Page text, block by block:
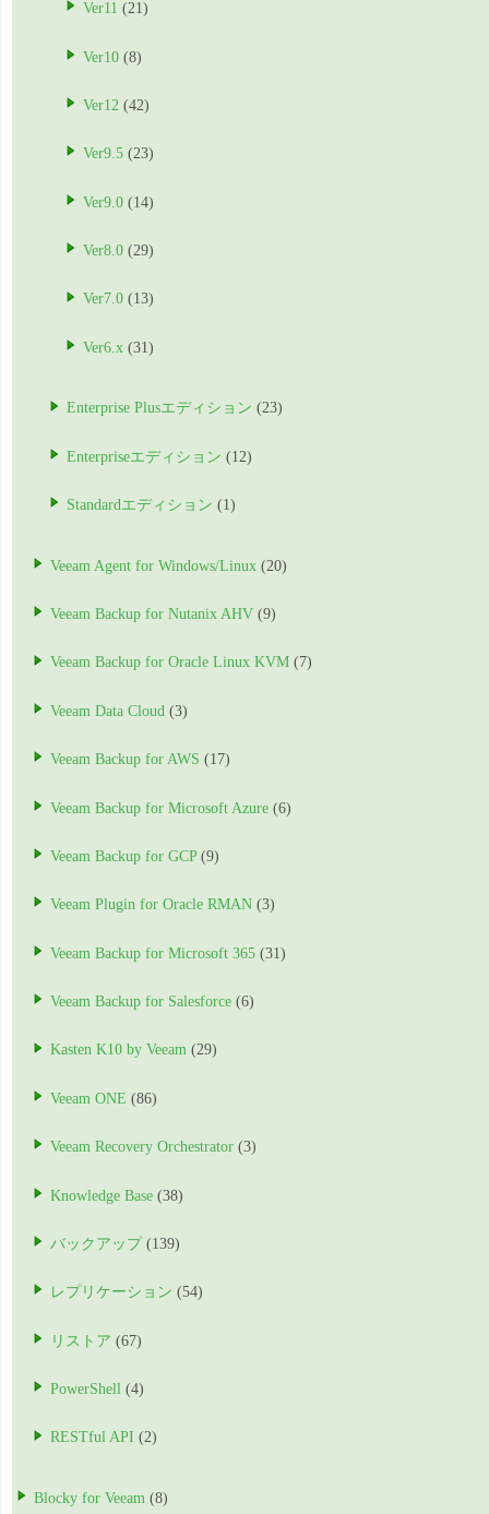
Ver11 (21)
Ver10 (8)
Ver12 (42)
Ver9.5 (23)
Ver9.0 (14)
Ver8.0 (29)
Ver7.0 (13)
Ver6.x (31)
Enterprise Plusエディション (23)
Enterpriseエディション (12)
Standardエディション (1)
Veeam Agent for Windows/Linux (20)
Veeam Backup for Nutanix AHV (9)
Veeam Backup for Oracle Linux KVM (7)
Veeam Data Cloud (3)
Veeam Backup for AWS (17)
Veeam Backup for Microsoft Azure (6)
Veeam Backup for GCP(9)
Veeam Plugin for Oracle RMAN (3)
Veeam Backup for Microsoft 365 (31)
Veeam Backup for Salesforce (6)
Kasten K10 by Veeam (29)
Veeam ONE (86)
Veeam Recovery Orchestrator (3)
Knowledge Base (38)
バックアップ (139)
レプリケーション (54)
リストア (67)
PowerShell (4)
RESTful API (2)
Blocky for Veeam (8)